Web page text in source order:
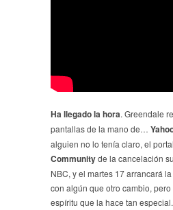
Ha llegado la hora. Greendale
pantallas de la mano de…
alguien no lo tenía claro, el
Communityde la cancelación
NBC, y el martes 17 arrancará
con algún que otro cambio,
espíritu que la hace tan